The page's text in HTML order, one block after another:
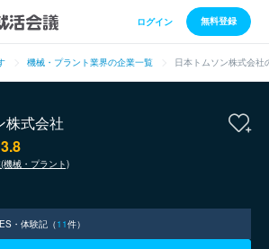
ログイン 無料登録
機械・プラント業界の企業一覧 日本トムソン株式会社
株式会社
3.8
機械・プラント)
ES・体験記（11件）